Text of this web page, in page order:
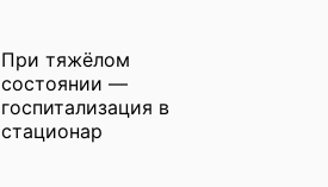
При тяжёлом
состоянии —
госпитализация в
стационар